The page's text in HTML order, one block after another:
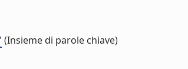
(Insieme di parole chiave)